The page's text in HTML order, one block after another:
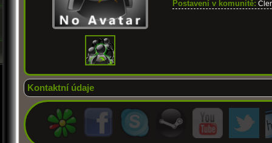
Postavení v komunitě:
Kontaktní údaje